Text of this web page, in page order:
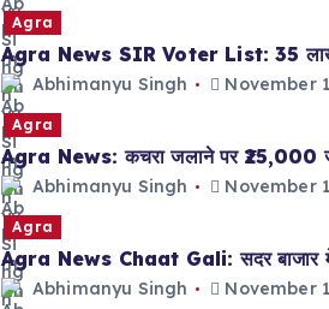
Agra
Agra News SIR Voter List: 35 लाख
Abhimanyu Singh November
Agra
Agra News: कचरा जलाने पर ₹25,000
Abhimanyu Singh November
Agra
Agra News Chaat Gali: सदर बाजार में
Abhimanyu Singh November